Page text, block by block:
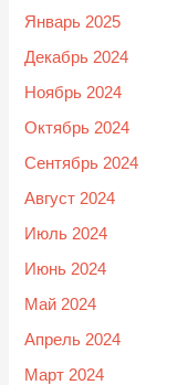
Январь 2025
Декабрь 2024
Ноябрь 2024
Октябрь 2024
Сентябрь 2024
Август 2024
Июль 2024
Июнь 2024
Май 2024
Апрель 2024
Март 2024